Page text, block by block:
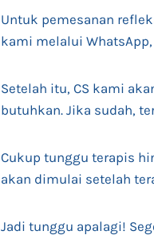
Untuk pemesanan
kami melalui
Setelah itu, CS kami
butuhkan. Jika sudah,
Cukup tunggu terapis
akan dimulai setelah
Jadi tunggu apalagi!